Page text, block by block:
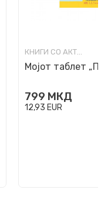
КНИГИ СО АКТИВНОСТИ
Мојот таблет
799 МКД
12,93 EUR